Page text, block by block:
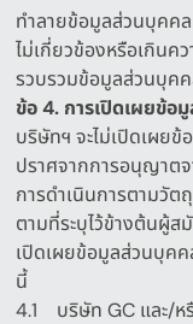
ทำลายข้อมูลส่วนบุคคล
ไม่เกี่ยวข้องหรือเกินค
รวบรวมข้อมูลส่วนบุค
ข้อ4. การเปิดเผยข้อ
บริษัทฯ จะไม่เปิดเผย
ปราศจากการอนุญาตจ
การดำเนินการตามวัต
ตามที่ระบุไว้ข้างต้นผู้ส
เปิดเผยข้อมูลส่วนบุค
นี้
4.1
บริษัท GC และ/ห